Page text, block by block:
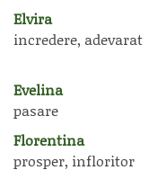
Elvira
incredere, adevarat
Evelina
pasare
Florentina
prosper, infloritor